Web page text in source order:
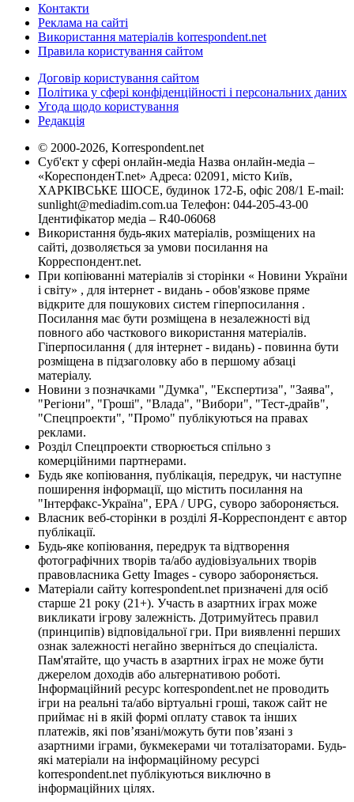
Контакти
Реклама на сайті
Використання матеріалів korrespondent.net
Правила користування сайтом
Договір користування сайтом
Політика у сфері конфіденційності і персональних даних
Угода щодо користування
Редакція
© 2000-2026, Korrespondent.net
Суб'єкт у сфері онлайн-медіа Назва онлайн-медіа –
«КореспонденТ.net» Адреса: 02091, місто Київ,
ХАРКІВСЬКЕ ШОСЕ, будинок 172-Б, офіс 208/1 E-mail:
sunlight@mediadim.com.ua Телефон: 044-205-43-00
Ідентифікатор медіа – R40-06068
Використання будь-яких матеріалів, розміщених на
сайті, дозволяється за умови посилання на
Корреспондент.net.
При копіюванні матеріалів зі сторінки « Новини України
і світу» , для інтернет - видань - обов'язкове пряме
відкрите для пошукових систем гіперпосилання .
Посилання має бути розміщена в незалежності від
повного або часткового використання матеріалів.
Гіперпосилання ( для інтернет - видань) - повинна бути
розміщена в підзаголовку або в першому абзаці
матеріалу.
Новини з позначками "Думка", "Експертиза", "Заява",
"Регіони", "Гроші", "Влада", "Вибори", "Тест-драйв",
"Спецпроекти", "Промо" публікуються на правах
реклами.
Розділ Спецпроекти створюється спільно з
комерційними партнерами.
Будь яке копіювання, публікація, передрук, чи наступне
поширення інформації, що містить посилання на
"Інтерфакс-Україна", EPA / UPG, суворо забороняється.
Власник веб-сторінки в розділі Я-Корреспондент є автор
публікації.
Будь-яке копіювання, передрук та відтворення
фотографічних творів та/або аудіовізуальних творів
правовласника Getty Images - суворо забороняється.
Матеріали сайту korrespondent.net призначені для осіб
старше 21 року (21+). Участь в азартних іграх може
викликати ігрову залежність. Дотримуйтесь правил
(принципів) відповідальної гри. При виявленні перших
ознак залежності негайно зверніться до спеціаліста.
Пам'ятайте, що участь в азартних іграх не може бути
джерелом доходів або альтернативою роботі.
Інформаційний ресурс korrespondent.net не проводить
ігри на реальні та/або віртуальні гроші, також сайт не
приймає ні в якій формі оплату ставок та інших
платежів, які пов’язані/можуть бути пов’язані з
азартними іграми, букмекерами чи тоталізаторами. Будь-
які матеріали на інформаційному ресурсі
korrespondent.net публікуються виключно в
інформаційних цілях.